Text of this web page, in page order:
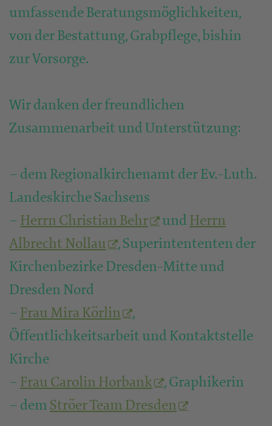
umfassende Beratungsmöglichkeiten,
von der Bestattung, Grabpflege, bishin
zur Vorsorge.
Wir danken der freundlichen
Zusammenarbeit und Unterstützung:
– dem Regionalkirchenamt der Ev.-Luth.
Landeskirche Sachsens
–Herrn Christian Behr undHerrn
Albrecht Nollau
, Superintententen der
Kirchenbezirke Dresden-Mitte und
Dresden Nord
–Frau Mira Körlin
,
Öffentlichkeitsarbeit und Kontaktstelle
Kirche
–Frau Carolin Horbank
, Graphikerin
– demStröer Team Dresden